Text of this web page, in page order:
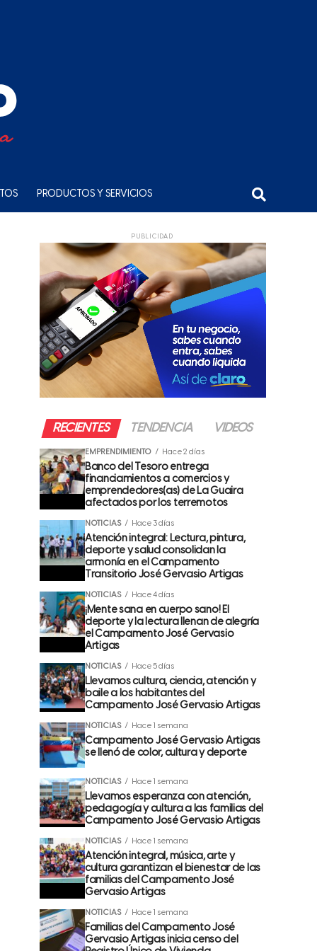
PRODUCTOS Y SERVICIOS
PUBLICIDAD
RECIENTES TENDENCIA VIDEOS
EMPRENDIMIENTO Hace 2 días
Banco del Tesoro entrega
financiamientos a comercios y
emprendedores(as) de La Guaira
afectados por los terremotos
NOTICIAS Hace 3 días
Atención integral: Lectura, pintura,
deporte y salud consolidan la
armonía en el Campamento
Transitorio José Gervasio Artigas
NOTICIAS Hace 4 días
¡Mente sana en cuerpo sano! El
deporte y la lectura llenan de alegría
el Campamento José Gervasio
Artigas
NOTICIAS Hace 5 días
Llevamos cultura, ciencia, atención y
baile a los habitantes del
Campamento José Gervasio Artigas
NOTICIAS Hace 1 semana
Campamento José Gervasio Artigas
se llenó de color, cultura y deporte
NOTICIAS Hace 1 semana
Llevamos esperanza con atención,
pedagogía y cultura a las familias del
Campamento José Gervasio Artigas
NOTICIAS Hace 1 semana
Atención integral, música, arte y
cultura garantizan el bienestar de las
familias del Campamento José
Gervasio Artigas
NOTICIAS Hace 1 semana
Familias del Campamento José
Gervasio Artigas inicia censo del